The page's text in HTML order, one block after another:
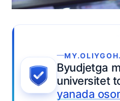
Byudjetga
universitet
yanada